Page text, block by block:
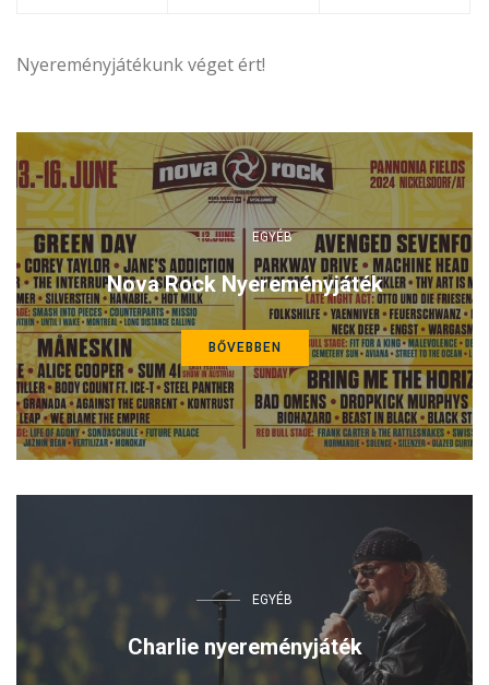
Nyereményjátékunk véget ért!
EGYÉB
Nova Rock Nyereményjáték
BŐVEBBEN
EGYÉB
Charlie nyereményjáték